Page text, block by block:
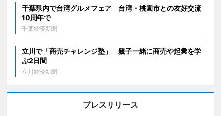
千葉県内で台湾グルメフェア 台湾・桃園市との友好交流
10周年で
千葉経済新聞
立川で「商売チャレンジ塾」 親子一緒に商売や起業を学
ぶ2日間
立川経済新聞
プレスリリース